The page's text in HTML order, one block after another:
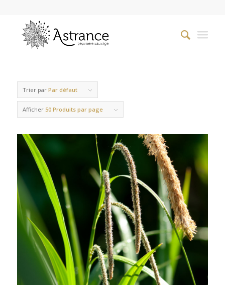
Trier par Par défaut
Afficher 50 Produits par page